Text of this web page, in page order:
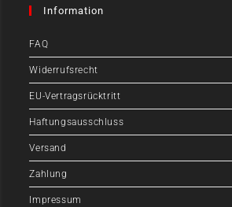
Information
FAQ
Widerrufsrecht
EU-Vertragsrücktritt
Haftungsausschluss
Versand
Zahlung
Impressum